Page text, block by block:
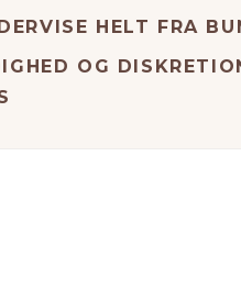
HELT FRA
OG